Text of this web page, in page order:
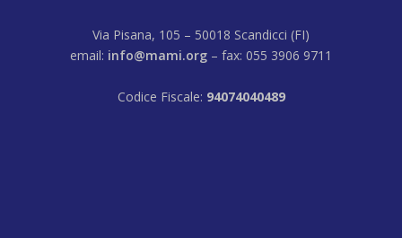
Via Pisana, 105 – 50018 Scandicci (FI)
email: info@mami.org – fax: 055 3906 9711
Codice Fiscale: 94074040489